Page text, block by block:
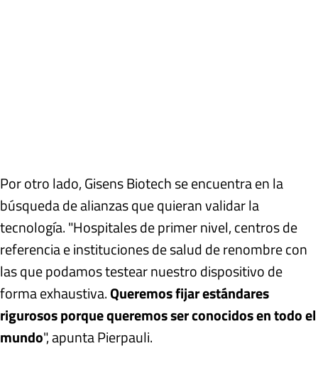
Por otro lado, Gisens Biotech se encuentra en la
búsqueda de alianzas que quieran validar la
tecnología. "Hospitales de primer nivel, centros de
referencia e instituciones de salud de renombre con
las que podamos testear nuestro dispositivo de
forma exhaustiva.Queremos fijar estándares
rigurosos porque queremos ser conocidos en todo el
mundo", apunta Pierpauli.